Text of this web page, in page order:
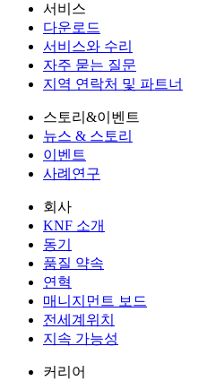
서비스
다운로드
서비스와 수리
자주 묻는 질문
지역 연락처 및 파트너
스토리&이벤트
뉴스 & 스토리
이벤트
사례연구
회사
KNF 소개
동기
품질 약속
연혁
매니지먼트 보드
전세계위치
지속 가능성
커리어